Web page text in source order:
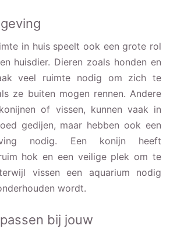
in huis speelt ook een grote rol
huisdier. Dieren zoals honden en
veel ruimte nodig om zich te
ze buiten mogen rennen. Andere
of vissen, kunnen vaak in
gedijen, maar hebben ook een
nodig. Een konijn heeft
hok en een veilige plek om te
vissen een aquarium nodig
wordt.
bij jouw